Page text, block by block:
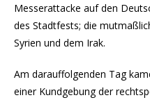
Messerattacke auf den
des Stadtfests; die
Syrien und dem Irak.
Am darauffolgenden Tag
einer Kundgebung der